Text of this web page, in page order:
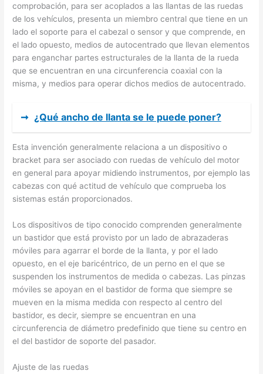
comprobación, para ser acoplados a las llantas de las ruedas
de los vehículos, presenta un miembro central que tiene en un
lado el soporte para el cabezal o sensor y que comprende, en
el lado opuesto, medios de autocentrado que llevan elementos
para enganchar partes estructurales de la llanta de la rueda
que se encuentran en una circunferencia coaxial con la
misma, y medios para operar dichos medios de autocentrado.
➞ ¿Qué ancho de llanta se le puede poner?
Esta invención generalmente relaciona a un dispositivo o
bracket para ser asociado con ruedas de vehículo del motor
en general para apoyar midiendo instrumentos, por ejemplo las
cabezas con qué actitud de vehículo que comprueba los
sistemas están proporcionados.
Los dispositivos de tipo conocido comprenden generalmente
un bastidor que está provisto por un lado de abrazaderas
móviles para agarrar el borde de la llanta, y por el lado
opuesto, en el eje baricéntrico, de un perno en el que se
suspenden los instrumentos de medida o cabezas. Las pinzas
móviles se apoyan en el bastidor de forma que siempre se
mueven en la misma medida con respecto al centro del
bastidor, es decir, siempre se encuentran en una
circunferencia de diámetro predefinido que tiene su centro en
el del bastidor de soporte del pasador.
Ajuste de las ruedas